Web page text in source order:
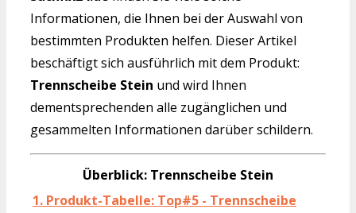
Informationen, die Ihnen bei der Auswahl von
bestimmten Produkten helfen. Dieser Artikel
beschäftigt sich ausführlich mit dem Produkt:
Trennscheibe Stein und wird Ihnen
dementsprechenden alle zugänglichen und
gesammelten Informationen darüber schildern.
Überblick: Trennscheibe Stein
1. Produkt-Tabelle: Top#5 - Trennscheibe